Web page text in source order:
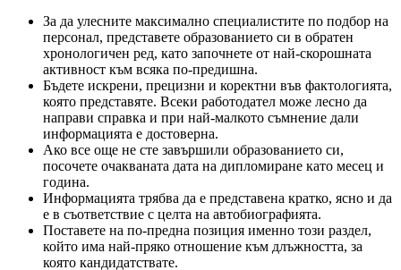
За да улесните максимално специалистите по подбор на
персонал, представете образованието си в обратен
хронологичен ред, като започнете от най-скорошната
активност към всяка по-предишна.
Бъдете искрени, прецизни и коректни във фактологията,
която представяте. Всеки работодател може лесно да
направи справка и при най-малкото съмнение дали
информацията е достоверна.
Ако все още не сте завършили образованието си,
посочете очакваната дата на дипломиране като месец и
година.
Информацията трябва да е представена кратко, ясно и да
е в съответствие с целта на автобиографията.
Поставете на по-предна позиция именно този раздел,
който има най-пряко отношение към длъжността, за
която кандидатствате.